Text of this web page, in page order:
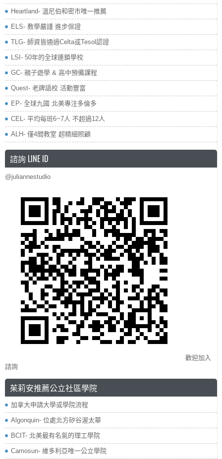
Heartland- 溫尼伯和密市唯一推薦
ELS- 教學嚴謹 進步保證
TLG- 師資皆通過Celta或Tesol認證
LSI- 50年的全球連鎖學校
GC- 親子遊學 & 高中預備課程
Quest- 老牌語校 活動豐富
EP- 全球九國 北美專注多倫多
CEL- 平均每班6~7人 不超過12人
ALH- 僅4間教室 超精細照顧
諮詢 LINE ID
@juliannestudio
歡迎加入
諮詢
茱莉安推薦公立社區學院
加拿大申請大學或學院流程
Algonquin- 位處北方矽谷渥太華
BCIT- 北美最有名氣的理工學院
Camosun- 維多利亞唯一公立學院